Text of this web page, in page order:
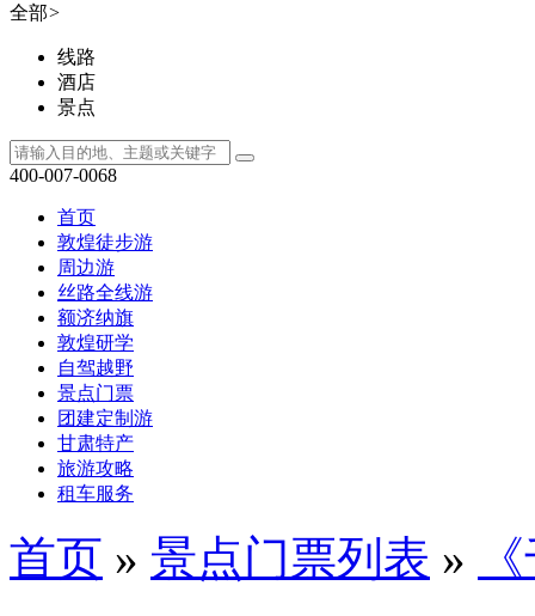
全部>
线路
酒店
景点
400-007-0068
首页
敦煌徒步游
周边游
丝路全线游
额济纳旗
敦煌研学
自驾越野
景点门票
团建定制游
甘肃特产
旅游攻略
租车服务
首页 » 景点门票列表 »